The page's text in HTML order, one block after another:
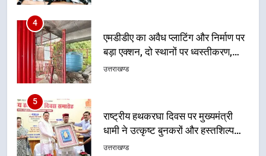
5
राष्ट्रीय हथकरघा दिवस पर मुख्यमंत्री
धामी ने उत्कृष्ट बुनकरों और हस्तशिल्प
6
उत्तराखंड कांग्रेस में बड़ा संगठनात्मक
फेरबदल, नई कार्यकारिणी और समितियों